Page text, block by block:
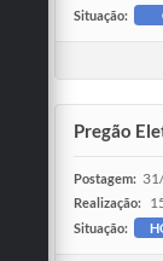
Situação:
Pregão
Postagem:
Realização:
Situação: